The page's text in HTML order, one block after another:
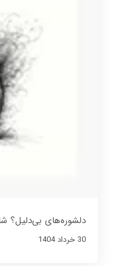
دلشوره‌های بی‌دلیل؟
30 خرداد 1404